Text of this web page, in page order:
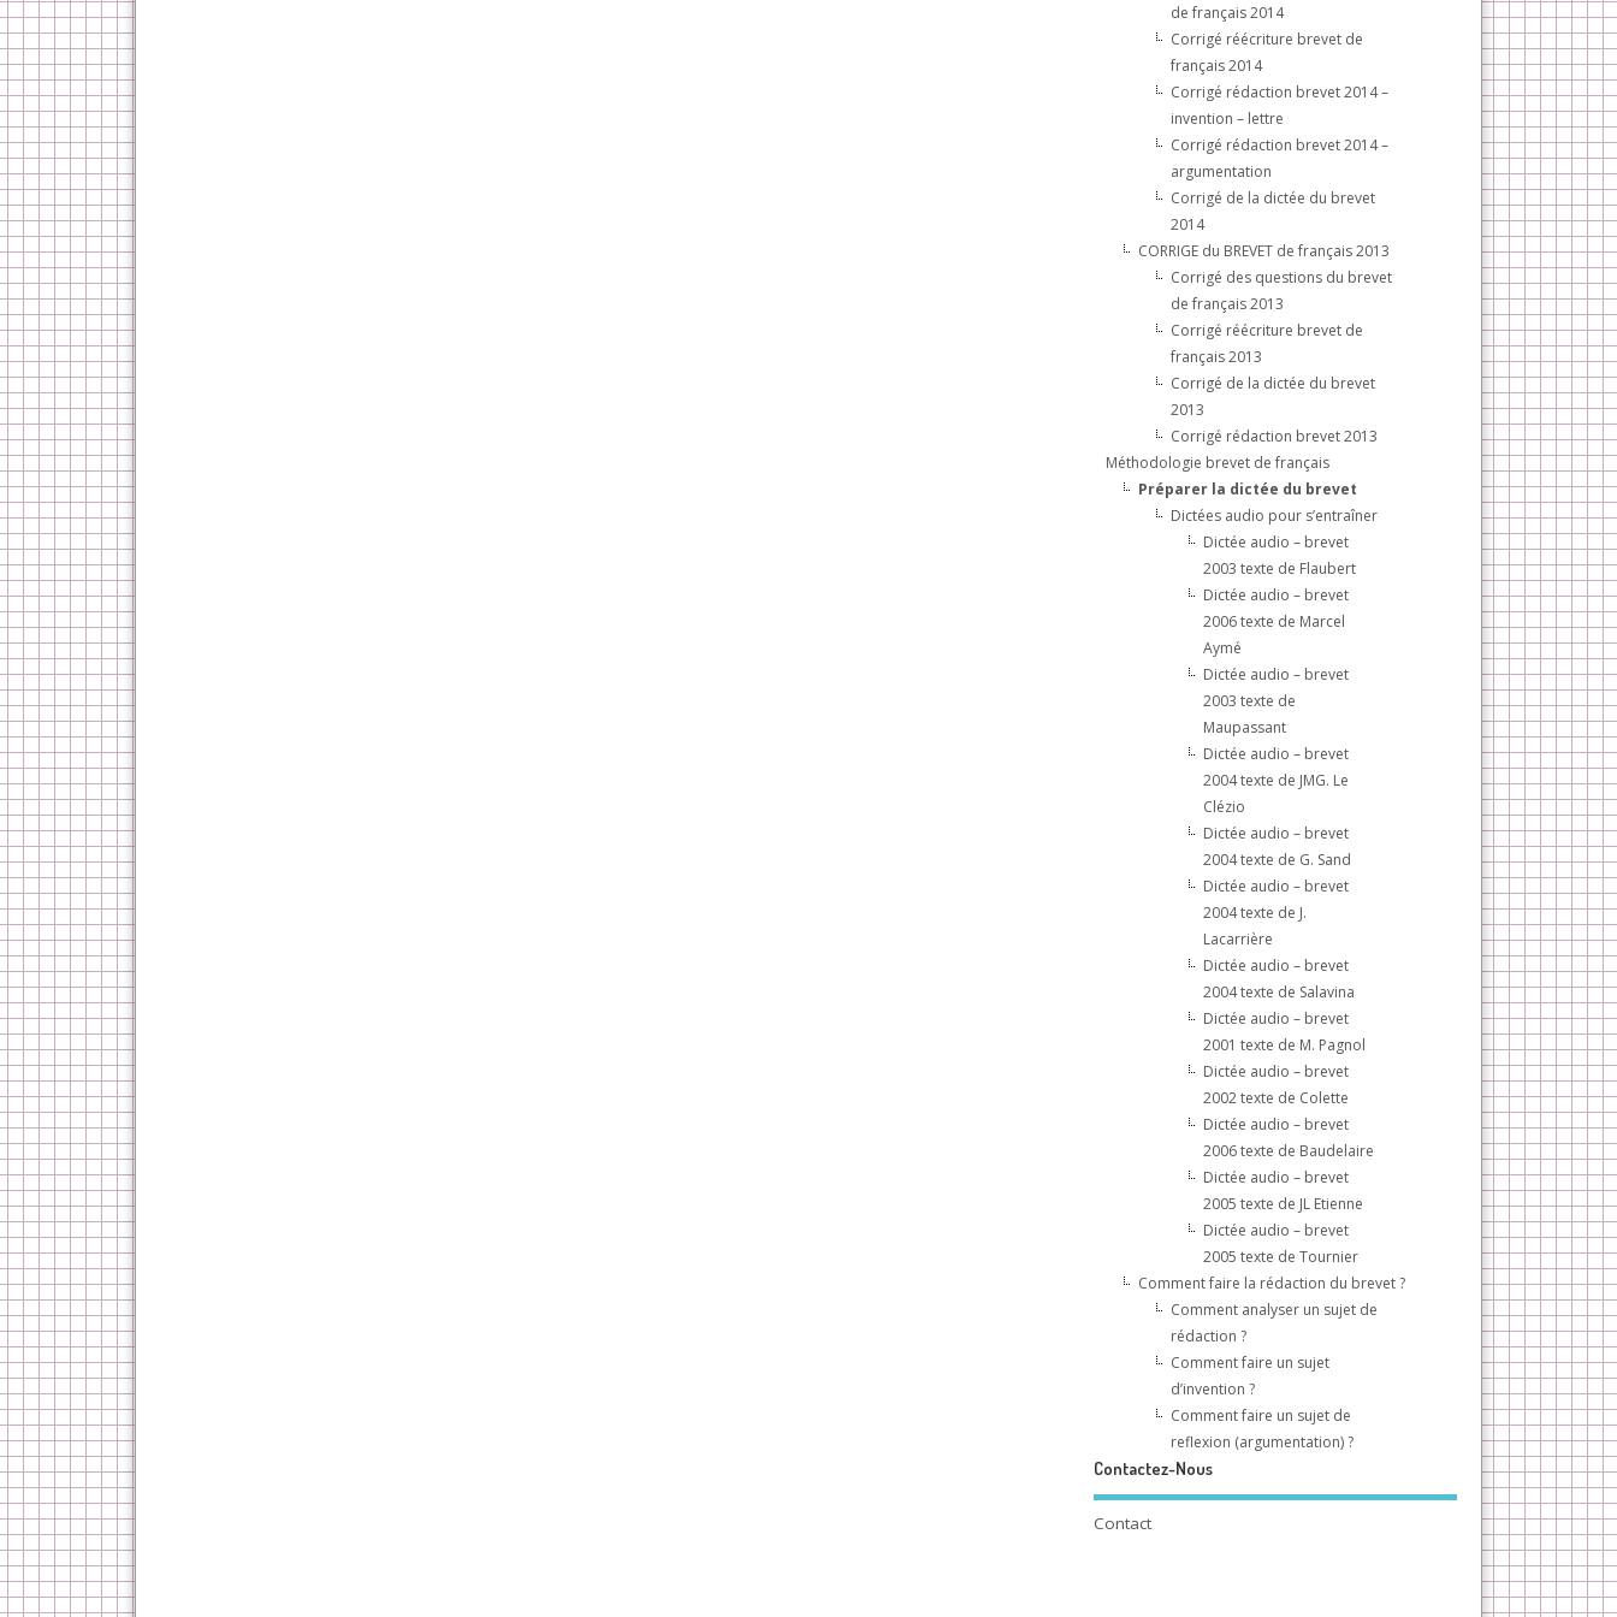
de français 2014
Corrigé réécriture brevet de
français 2014
Corrigé rédaction brevet 2014 –
invention – lettre
Corrigé rédaction brevet 2014 –
argumentation
Corrigé de la dictée du brevet
2014
CORRIGE du BREVET de français 2013
Corrigé des questions du brevet
de français 2013
Corrigé réécriture brevet de
français 2013
Corrigé de la dictée du brevet
2013
Corrigé rédaction brevet 2013
Méthodologie brevet de français
Préparer la dictée du brevet
Dictées audio pour s’entraîner
Dictée audio – brevet
2003 texte de Flaubert
Dictée audio – brevet
2006 texte de Marcel
Aymé
Dictée audio – brevet
2003 texte de
Maupassant
Dictée audio – brevet
2004 texte de JMG. Le
Clézio
Dictée audio – brevet
2004 texte de G. Sand
Dictée audio – brevet
2004 texte de J.
Lacarrière
Dictée audio – brevet
2004 texte de Salavina
Dictée audio – brevet
2001 texte de M. Pagnol
Dictée audio – brevet
2002 texte de Colette
Dictée audio – brevet
2006 texte de Baudelaire
Dictée audio – brevet
2005 texte de JL Etienne
Dictée audio – brevet
2005 texte de Tournier
Comment faire la rédaction du brevet ?
Comment analyser un sujet de
rédaction ?
Comment faire un sujet
d’invention ?
Comment faire un sujet de
reflexion (argumentation) ?
Contactez-Nous
Contact